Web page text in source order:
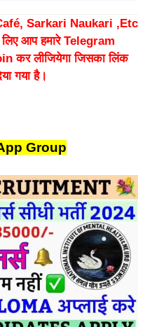
Sarkari Naukari ,Etc
आप हमारे Telegram
कर लीजियेगा जिसका लिंक
गया है।
Group